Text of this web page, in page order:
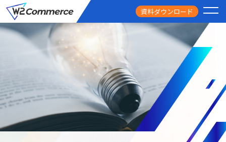
資料ダウンロード
サービス
PRICE
料金
FEATURE